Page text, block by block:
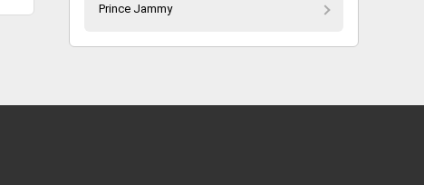
Prince Jammy